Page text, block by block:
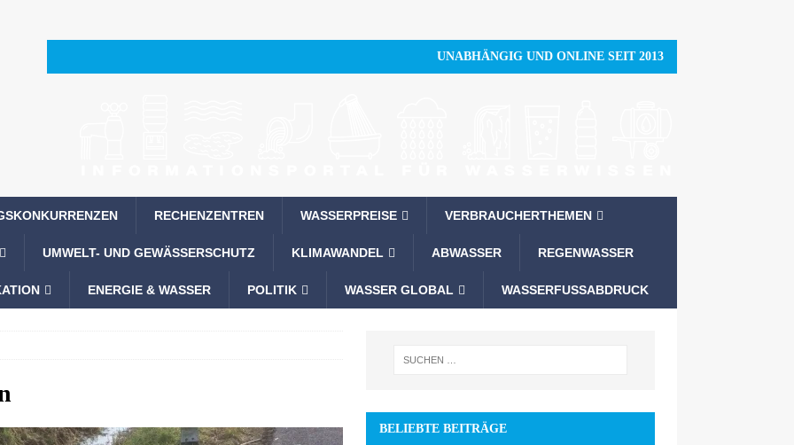
UNABHÄNGIG UND ONLINE SEIT 2013
RECHENZENTREN WASSERPREISE VERBRAUCHERTHEMEN
UMWELT- UND GEWÄSSERSCHUTZ KLIMAWANDEL ABWASSER REGENWASSER
ENERGIE & WASSER POLITIK WASSER GLOBAL WASSERFUSSABDRUCK
BELIEBTE BEITRÄGE